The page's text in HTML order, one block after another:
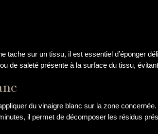
tache sur un tissu, il est essentiel d’éponger
de saleté présente à la surface du tissu,
du vinaigre blanc sur la zone
il permet de décomposer les résidus